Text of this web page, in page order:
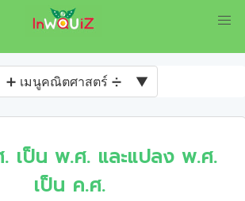
➕ เมนูคณิตศาสตร์ ➗ ▼
เป็น พ.ศ. และแปลง พ.ศ.
เป็น ค.ศ.